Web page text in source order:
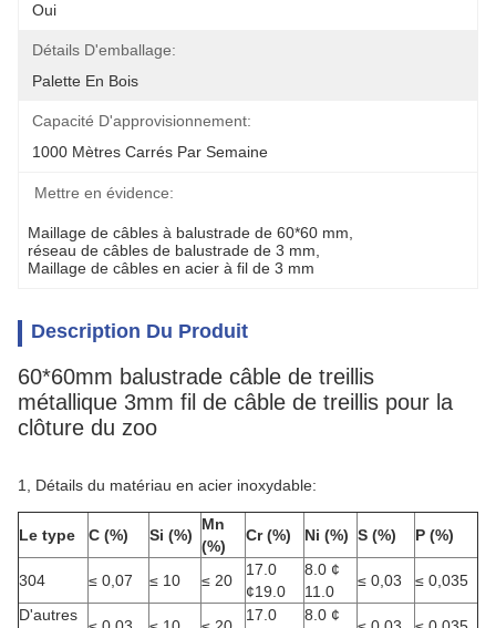
Oui
Détails D'emballage:
Palette En Bois
Capacité D'approvisionnement:
1000 Mètres Carrés Par Semaine
Mettre en évidence:
Maillage de câbles à balustrade de 60*60 mm
réseau de câbles de balustrade de 3 mm
Maillage de câbles en acier à fil de 3 mm
Description Du Produit
60*60mm balustrade câble de treillis
métallique 3mm fil de câble de treillis pour la
clôture du zoo
1, Détails du matériau en acier inoxydable:
Le type C (%) Si (%)
Mn
(%)
Cr (%) Ni (%) S (%) P (%)
304 ≤ 0,07 ≤ 10 ≤ 20
17.0
¢19.0
8.0 ¢
11.0
≤ 0,03
≤ 0,035
D'autres
17.0 8.0 ¢